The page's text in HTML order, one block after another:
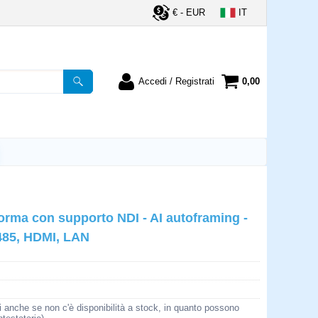
€ - EUR IT
Accedi / Registrati
password e poi
"Accedi"
password?
0,00
con supporto NDI - AI autoframing -
HDMI, LAN
se non c'è disponibilità a stock, in quanto possono